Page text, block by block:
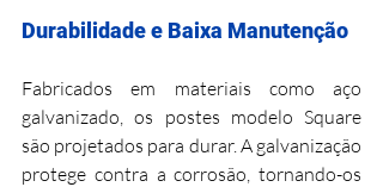
Durabilidade e Baixa Manutenção
Fabricados em materiais como aço
galvanizado, os postes modelo Square
são projetados para durar. A galvanização
protege contra a corrosão, tornando-os